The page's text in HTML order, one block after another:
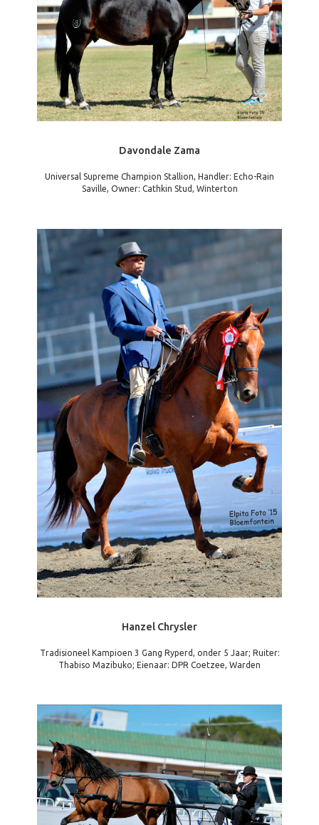
Davondale Zama
Universal Supreme Champion Stallion, Handler: Echo-Rain
Saville, Owner: Cathkin Stud, Winterton
Hanzel Chrysler
Tradisioneel Kampioen 3 Gang Ryperd, onder 5 Jaar; Ruiter:
Thabiso Mazibuko; Eienaar: DPR Coetzee, Warden